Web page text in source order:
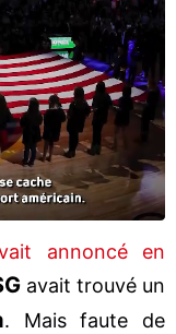
annoncé en
avait trouvé un
. Mais faute de